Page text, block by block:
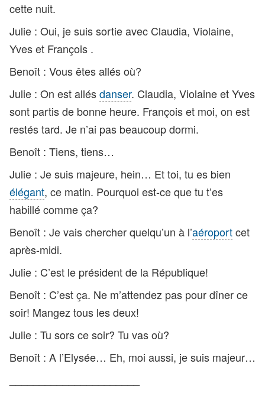
cette nuit.
Julie : Oui, je suis sortie avec Claudia, Violaine,
Yves et François .
Benoît : Vous êtes allés où?
Julie : On est allésdanser. Claudia, Violaine et Yves
sont partis de bonne heure. François et moi, on est
restés tard. Je n’ai pas beaucoup dormi.
Benoît : Tiens, tiens…
Julie : Je suis majeure, hein… Et toi, tu es bien
élégant, ce matin. Pourquoi est-ce que tu t’es
habillé comme ça?
Benoît : Je vais chercher quelqu’un à l’aéroportcet
après-midi.
Julie : C’est le président de la République!
Benoît : C’est ça. Ne m’attendez pas pour dîner ce
soir! Mangez tous les deux!
Julie : Tu sors ce soir? Tu vas où?
Benoît : A l’Elysée… Eh, moi aussi, je suis majeur…